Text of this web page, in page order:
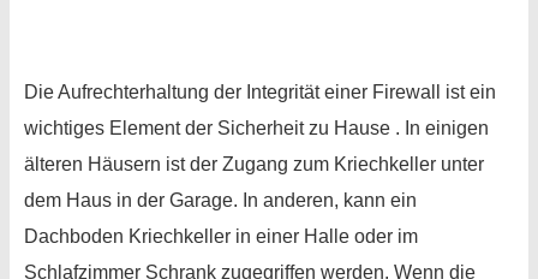
Fenster
Die Aufrechterhaltung der Integrität einer Firewall ist ein
wichtiges Element der Sicherheit zu Hause . In einigen
älteren Häusern ist der Zugang zum Kriechkeller unter
dem Haus in der Garage. In anderen, kann ein
Dachboden Kriechkeller in einer Halle oder im
Schlafzimmer Schrank zugegriffen werden. Wenn die